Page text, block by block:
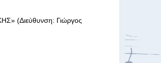
(Διεύθυνση: Γιώργος